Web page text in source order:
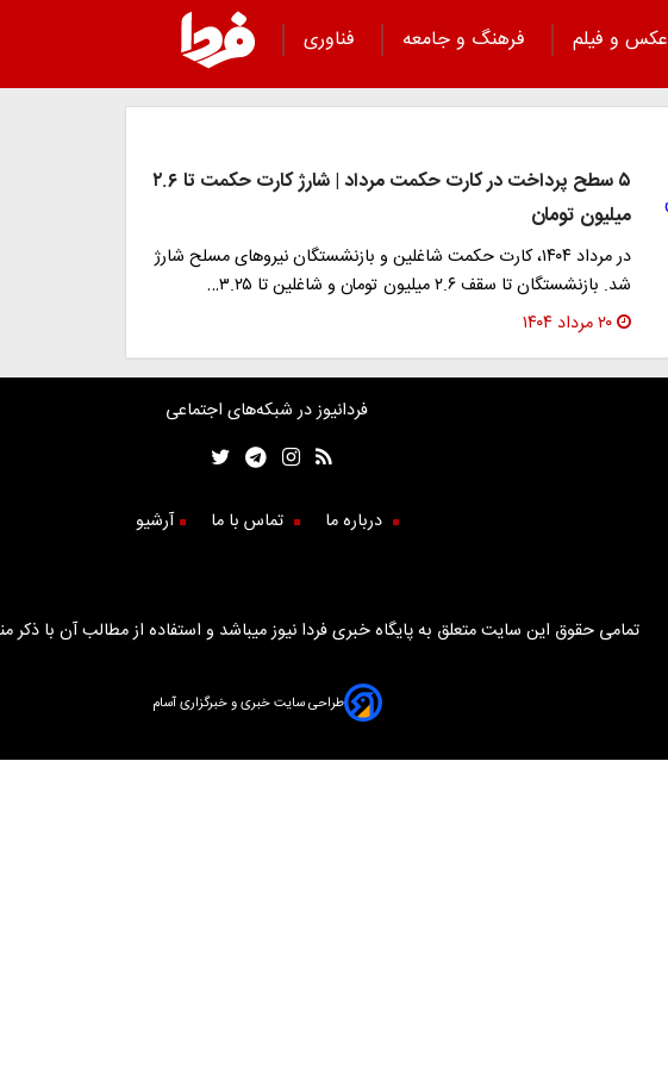
عکس و فیلم فرهنگ و جامعه
فناوری
۵ سطح پرداخت در کارت حکمت مرداد | شارژ کارت حکمت تا ۲.۶
میلیون تومان
در مرداد ۱۴۰۴، کارت حکمت شاغلین و بازنشستگان نیروهای مسلح شارژ
شد. بازنشستگان تا سقف ۲.۶ میلیون تومان و شاغلین تا ۳.۲۵…
۲۰ مرداد ۱۴۰۴
فردانیوز در شبکه‌های اجتماعی
درباره ما تماس با ما آرشیو
تمامی حقوق این سایت متعلق به پایگاه خبری فردا نیوز میباشد و استفاده از مطالب آن با ذکر
طراحی سایت خبری و خبرگزاری آسام